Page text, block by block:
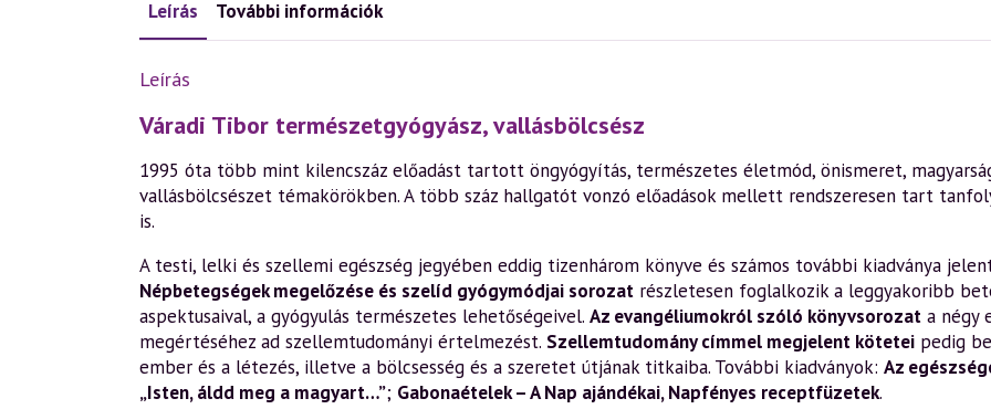
Leírás További információk
Leírás
Váradi Tibor természetgyógyász, vallásbölcsész
1995 óta több mint kilencszáz előadást tartott öngyógyítás, természetes életmód, önismeret,
vallásbölcsészet témakörökben. A több száz hallgatót vonzó előadások mellett rendszeresen tart
is.
A testi, lelki és szellemi egészség jegyében eddig tizenhárom könyve és számos további kiadványa
Népbetegségek megelőzése és szelíd gyógymódjai sorozat részletesen foglalkozik a leggyakoribb
aspektusaival, a gyógyulás természetes lehetőségeivel. Az evangéliumokról szóló könyvsorozat a négy
megértéséhez ad szellemtudományi értelmezést. Szellemtudomány címmel megjelent kötetei pedig
ember és a létezés, illetve a bölcsesség és a szeretet útjának titkaiba. További kiadványok: Az
„Isten, áldd meg a magyart…”; Gabonaételek – A Nap ajándékai,Napfényes receptfüzetek.